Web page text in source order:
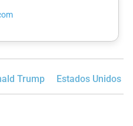
Trump Estados Unidos